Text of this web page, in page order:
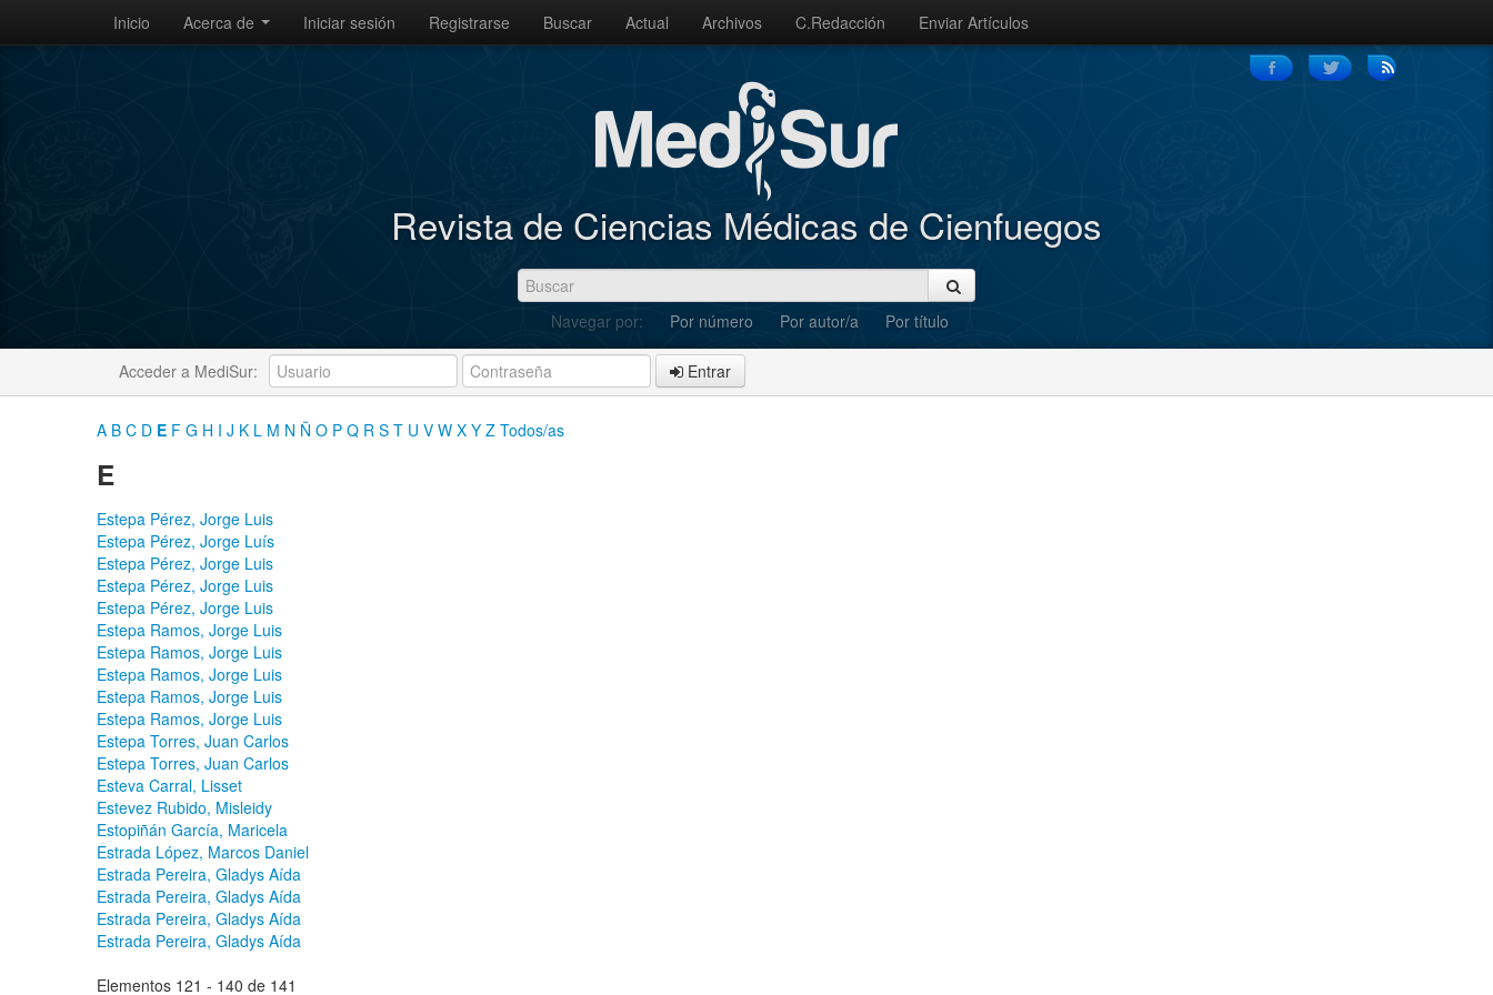
Inicio Acerca de Iniciar sesión Registrarse Buscar Actual Archivos C.Redacción Enviar Artículos
Revista de Ciencias Médicas de Cienfuegos
Navegar por: Por número Por autor/a Por título
Acceder a MediSur: Entrar
A B C D E F G H I J K L M N Ñ O P Q R S T U V W X Y Z Todos/as
E
Estepa Pérez, Jorge Luis
Estepa Pérez, Jorge Luís
Estepa Pérez, Jorge Luis
Estepa Pérez, Jorge Luis
Estepa Pérez, Jorge Luis
Estepa Ramos, Jorge Luis
Estepa Ramos, Jorge Luis
Estepa Ramos, Jorge Luis
Estepa Ramos, Jorge Luis
Estepa Ramos, Jorge Luis
Estepa Torres, Juan Carlos
Estepa Torres, Juan Carlos
Esteva Carral, Lisset
Estevez Rubido, Misleidy
Estopiñán García, Maricela
Estrada López, Marcos Daniel
Estrada Pereira, Gladys Aída
Estrada Pereira, Gladys Aída
Estrada Pereira, Gladys Aída
Estrada Pereira, Gladys Aída
Elementos 121 - 140 de 141